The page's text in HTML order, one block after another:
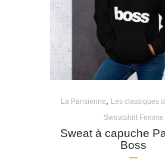
La Parisienne Les classiques
Sweatshirt Femme
Sweat à capuche
Boss